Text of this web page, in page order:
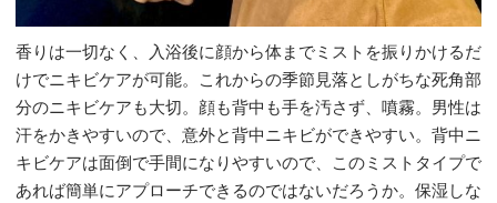
香りは一切なく、入浴後に顔から体までミストを振りかけるだ
けでニキビケアが可能。これからの季節見落としがちな死角部
分のニキビケアも大切。顔も背中も手を汚さず、噴霧。男性は
汗をかきやすいので、意外と背中ニキビができやすい。背中ニ
キビケアは面倒で手間になりやすいので、このミストタイプで
あれば簡単にアプローチできるのではないだろうか。保湿しな